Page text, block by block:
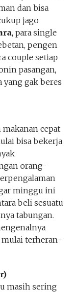
dan bisa
jago
, para single
pengen
couple setiap
pasangan,
yang gak beres
cepat
bisa bekerja
orang-
minggu ini
beli sesuatu
tabungan.
mulai terheran-
masih sering